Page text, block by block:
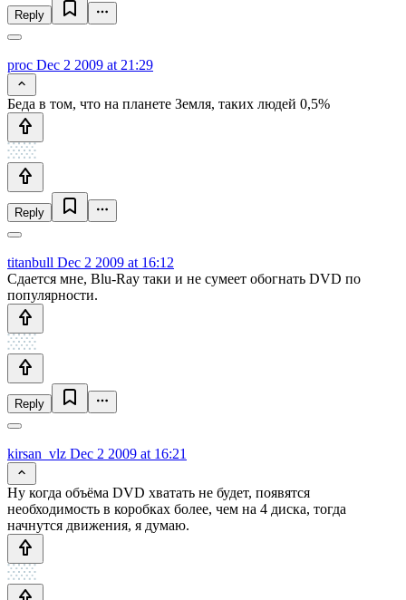
Reply
proc Dec 2 2009 at 21:29
Беда в том, что на планете Земля, таких людей 0,5%
Reply
titanbull Dec 2 2009 at 16:12
Сдается мне, Blu-Ray таки и не сумеет обогнать DVD по
популярности.
Reply
kirsan_vlz Dec 2 2009 at 16:21
Ну когда объёма DVD хватать не будет, появятся
необходимость в коробках более, чем на 4 диска, тогда
начнутся движения, я думаю.